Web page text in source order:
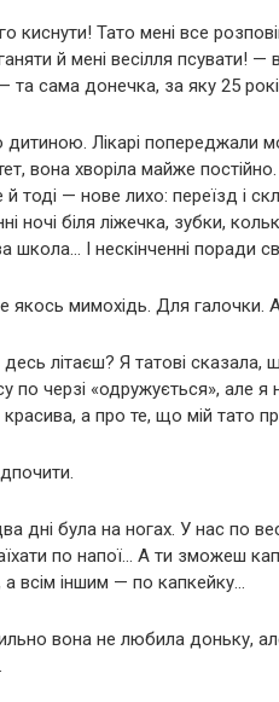
киснути! Тато мені все
й мені весілля псувати!
сама донечка, за яку 25
Лікарі попереджали
вона хворіла майже
тоді — нове лихо: переїзд і
ночі біля ліжечка, зубки,
І нескінченні поради
якось мимохідь. Для галочки.
літаєш? Я татові сказала,
по черзі «одружується», але
красива, а про те, що мій тато
дні була на ногах. У нас по
по напої… А ти зможеш
всім іншим — по капкейку…
вона не любила доньку,